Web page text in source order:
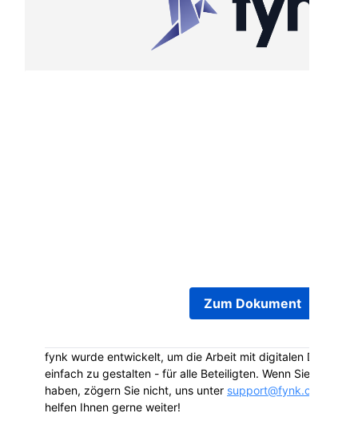
Zum Dokument
fynk wurde entwickelt, um die Arbeit mit digitalen
einfach zu gestalten - für alle Beteiligten. Wenn Sie Fragen
haben, zögern Sie nicht, uns unter support@fynk.com
helfen Ihnen gerne weiter!